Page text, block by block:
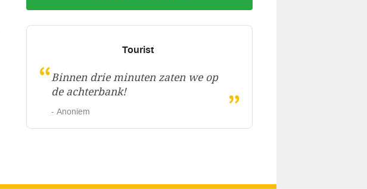
Tourist
“Binnen drie minuten zaten we op
de achterbank!
„
- Anoniem